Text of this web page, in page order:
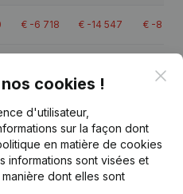
€ -6 718 € -14 547 € -8 170
cookies !
d'utilisateur,
sur la façon dont
en matière de cookies
informations sont visées et
dont elles sont